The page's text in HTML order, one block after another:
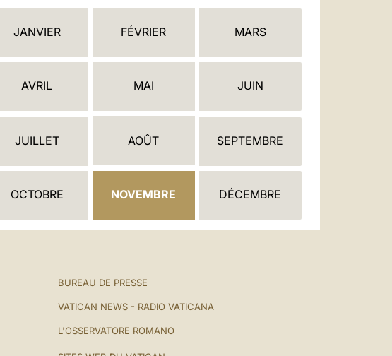
JANVIER FÉVRIER MARS
AVRIL MAI JUIN
JUILLET AOÛT SEPTEMBRE
OCTOBRE NOVEMBRE DÉCEMBRE
BUREAU DE PRESSE
VATICAN NEWS - RADIO VATICANA
L'OSSERVATORE ROMANO